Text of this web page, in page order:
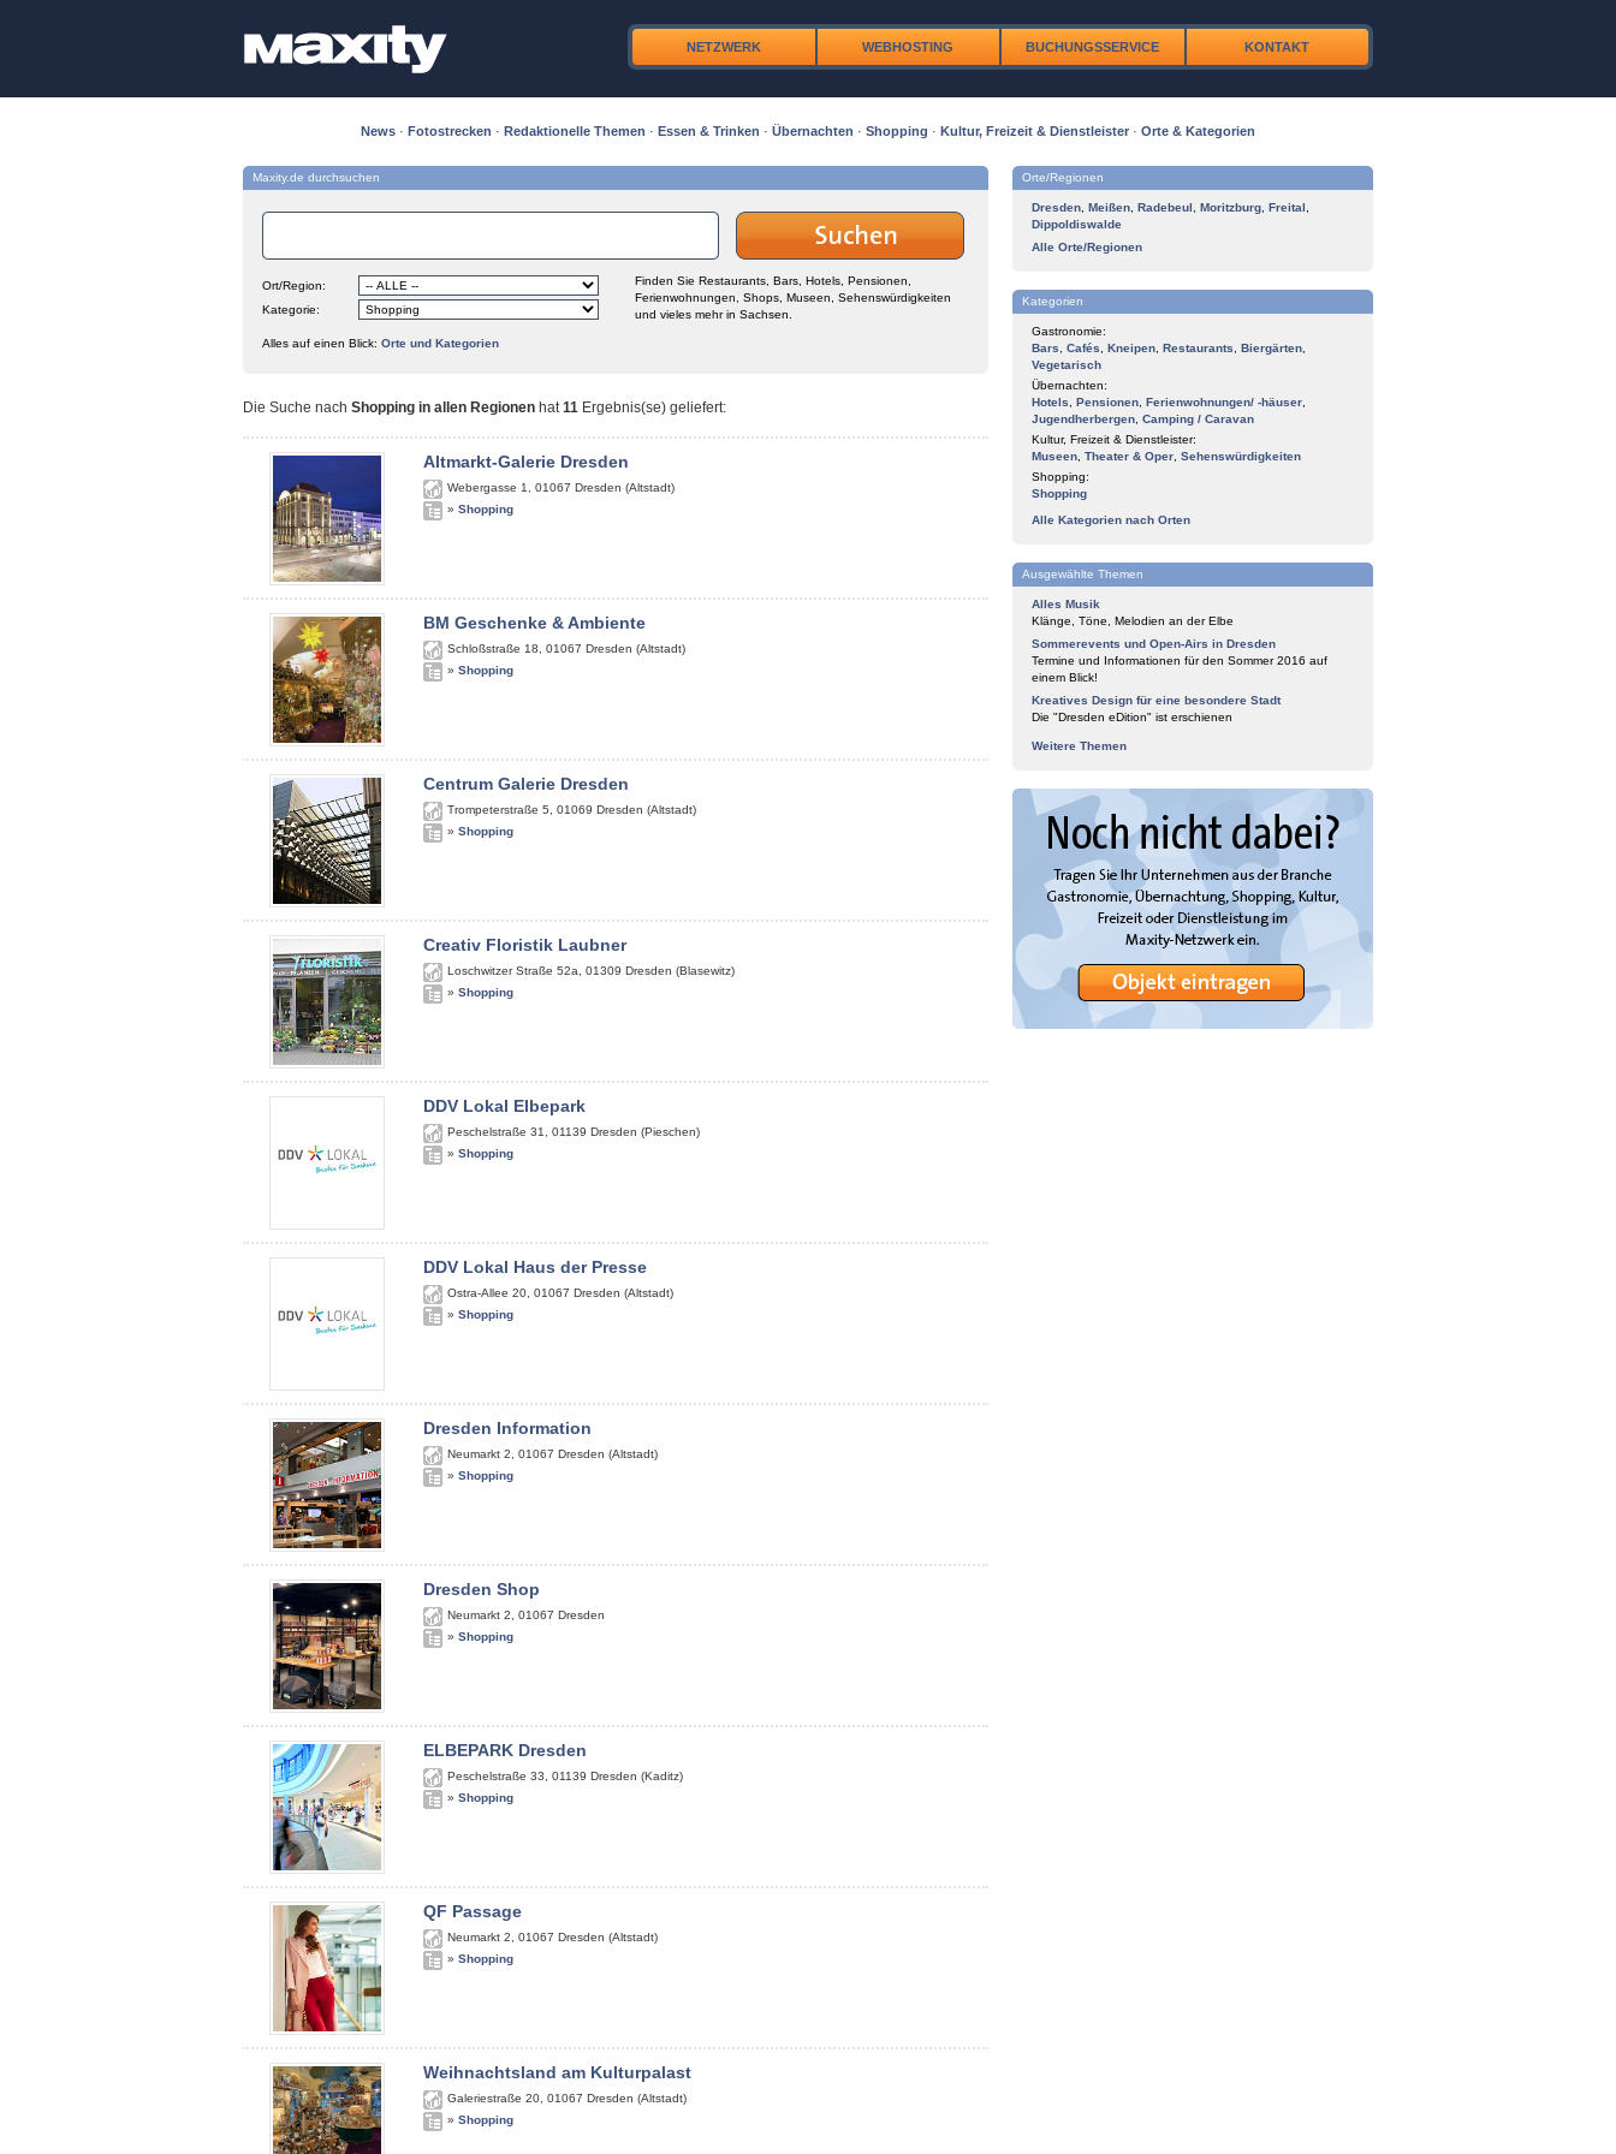
NETZWERK WEBHOSTING BUCHUNGSSERVICE KONTAKT
News · Fotostrecken · Redaktionelle Themen · Essen & Trinken · Übernachten · Shopping · Kultur, Freizeit & Dienstleister · Orte & Kategorien
Maxity.de durchsuchen
Ort/Region:
Kategorie:
Finden Sie Restaurants, Bars, Hotels, Pensionen,
Ferienwohnungen, Shops, Museen, Sehenswürdigkeiten
und vieles mehr in Sachsen.
Alles auf einen Blick: Orte und Kategorien
Die Suche nach Shopping in allen Regionen hat11 Ergebnis(se) geliefert:
Altmarkt-Galerie Dresden
Webergasse 1 01067 Dresden (Altstadt)
» Shopping
BM Geschenke & Ambiente
Schloßstraße 18 01067 Dresden (Altstadt)
» Shopping
Centrum Galerie Dresden
Trompeterstraße 5 01069 Dresden (Altstadt)
» Shopping
Creativ Floristik Laubner
Loschwitzer Straße 52a 01309 Dresden (Blasewitz)
» Shopping
DDV Lokal Elbepark
Peschelstraße 31 01139 Dresden (Pieschen)
» Shopping
DDV Lokal Haus der Presse
Ostra-Allee 20 01067 Dresden (Altstadt)
» Shopping
Dresden Information
Neumarkt 2 01067 Dresden (Altstadt)
» Shopping
Dresden Shop
Neumarkt 2 01067 Dresden
» Shopping
ELBEPARK Dresden
Peschelstraße 33 01139 Dresden (Kaditz)
» Shopping
QF Passage
Neumarkt 2 01067 Dresden (Altstadt)
» Shopping
Weihnachtsland am Kulturpalast
Galeriestraße 20 01067 Dresden (Altstadt)
» Shopping
Orte/Regionen
Dresden Meißen Radebeul Moritzburg Freital
Dippoldiswalde
Alle Orte/Regionen
Kategorien
Gastronomie:
Bars
Cafés Kneipen Restaurants Biergärten
Vegetarisch
Übernachten:
Hotels
Pensionen Ferienwohnungen/ -häuser
Jugendherbergen Camping / Caravan
Kultur, Freizeit & Dienstleister:
Museen Theater & Oper Sehenswürdigkeiten
Shopping:
Shopping
Alle Kategorien nach Orten
Ausgewählte Themen
Alles Musik
Klänge, Töne, Melodien an der Elbe
Sommerevents und Open-Airs in Dresden
Termine und Informationen für den Sommer 2016 auf
einem Blick!
Kreatives Design für eine besondere Stadt
Die "Dresden eDition" ist erschienen
Weitere Themen